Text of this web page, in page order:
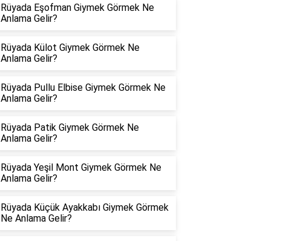
Rüyada Eşofman Giymek Görmek Ne
Anlama Gelir?
Rüyada Külot Giymek Görmek Ne
Anlama Gelir?
Rüyada Pullu Elbise Giymek Görmek Ne
Anlama Gelir?
Rüyada Patik Giymek Görmek Ne
Anlama Gelir?
Rüyada Yeşil Mont Giymek Görmek Ne
Anlama Gelir?
Rüyada Küçük Ayakkabı Giymek Görmek
Ne Anlama Gelir?